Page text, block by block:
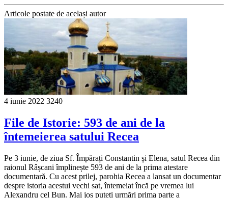
Articole postate de același autor
4 iunie 2022 3240
File de Istorie: 593 de ani de la
întemeierea satului Recea
Pe 3 iunie, de ziua Sf. Împărați Constantin și Elena, satul Recea din
raionul Râșcani împlinește 593 de ani de la prima atestare
documentară. Cu acest prilej, parohia Recea a lansat un documentar
despre istoria acestui vechi sat, întemeiat încă pe vremea lui
Alexandru cel Bun. Mai jos puteți urmări prima parte a